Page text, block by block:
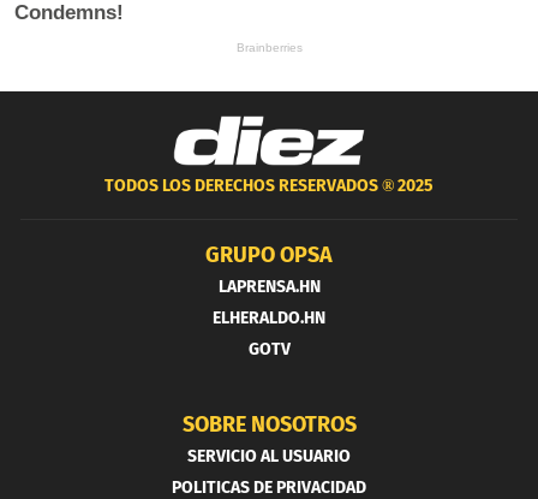
TODOS LOS DERECHOS RESERVADOS ®2025
GRUPO OPSA
LAPRENSA.HN
ELHERALDO.HN
GOTV
SOBRE NOSOTROS
SERVICIO AL USUARIO
POLITICAS DE PRIVACIDAD